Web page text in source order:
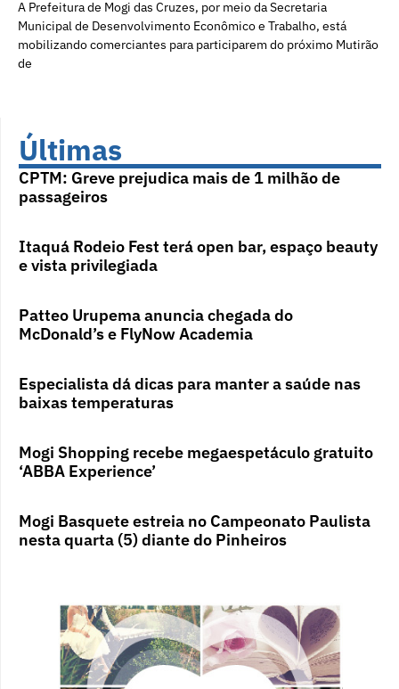
A Prefeitura de Mogi das Cruzes, por meio da Secretaria
Municipal de Desenvolvimento Econômico e Trabalho, está
mobilizando comerciantes para participarem do próximo Mutirão
de
Últimas
CPTM: Greve prejudica mais de 1 milhão de
passageiros
Itaquá Rodeio Fest terá open bar, espaço beauty
e vista privilegiada
Patteo Urupema anuncia chegada do
McDonald’s e FlyNow Academia
Especialista dá dicas para manter a saúde nas
baixas temperaturas
Mogi Shopping recebe megaespetáculo gratuito
‘ABBA Experience’
Mogi Basquete estreia no Campeonato Paulista
nesta quarta (5) diante do Pinheiros